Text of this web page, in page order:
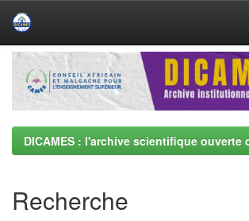
Skip
navigation
DICAMES : l'archive scientifique ouverte
Recherche